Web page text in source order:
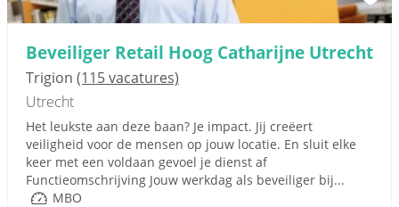
Beveiliger Retail Hoog Catharijne Utrecht
Trigion (115 vacatures)
Utrecht
Het leukste aan deze baan? Je impact. Jij creëert
veiligheid voor de mensen op jouw locatie. En sluit elke
keer met een voldaan gevoel je dienst af
Functieomschrijving Jouw werkdag als beveiliger bij...
MBO